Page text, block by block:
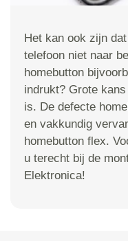
Het kan ook zijn
telefoon niet naar
homebutton
indrukt? Grote
is. De defecte
en vakkundig
homebutton flex.
u terecht bij de
Elektronica!